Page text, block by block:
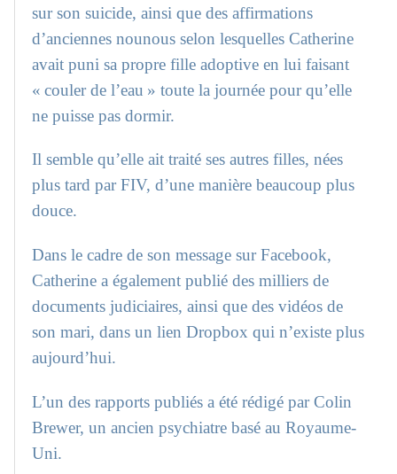
sur son suicide, ainsi que des affirmations
d’anciennes nounous selon lesquelles Catherine
avait puni sa propre fille adoptive en lui faisant
« couler de l’eau » toute la journée pour qu’elle
ne puisse pas dormir.
Il semble qu’elle ait traité ses autres filles, nées
plus tard par FIV, d’une manière beaucoup plus
douce.
Dans le cadre de son message sur Facebook,
Catherine a également publié des milliers de
documents judiciaires, ainsi que des vidéos de
son mari, dans un lien Dropbox qui n’existe plus
aujourd’hui.
L’un des rapports publiés a été rédigé par Colin
Brewer, un ancien psychiatre basé au Royaume-
Uni.